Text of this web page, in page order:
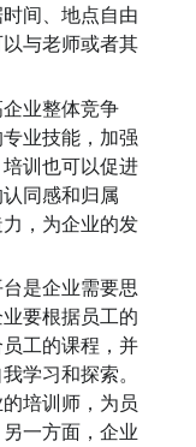
间、地点自由
与老师或者其
业整体竞争
业技能，加强
训也可以促进
同感和归属
，为企业的发
是企业需要思
要根据员工的
工的课程，并
学习和探索。
培训师，为员
一方面，企业